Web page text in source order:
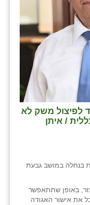
לפיצול משק לא
/ איתן
בנחלה במושב גבעת
באופן שתתאפשר
את אישור האגודה